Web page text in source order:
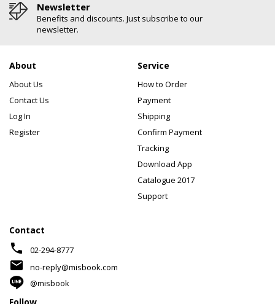
Newsletter
Benefits and discounts. Just subscribe to our
newsletter.
About
About Us
Contact Us
Log In
Register
Service
How to Order
Payment
Shipping
Confirm Payment
Tracking
Download App
Catalogue 2017
Support
Contact
phone 02-294-8777
mail
no-reply@misbook.com
@misbook